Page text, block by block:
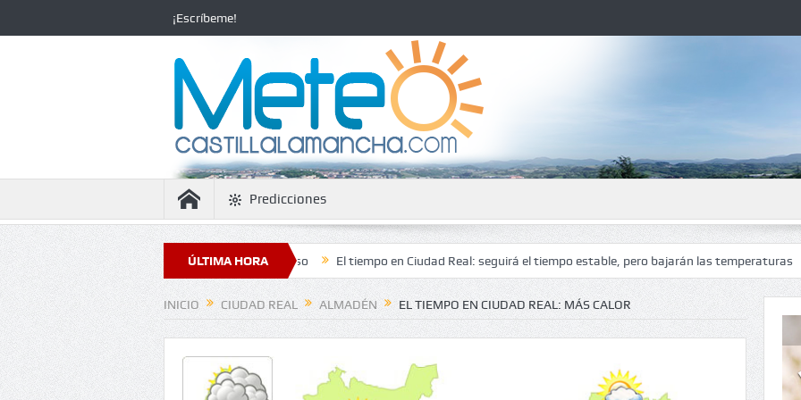
¡Escríbeme!
Predicciones
ÚLTIMA HORA
estabilidad con temperaturas en ascenso El tiempo en Ciudad Real: seguirá el tiempo estable, pero bajarán las temperaturas El tiempo
INICIO CIUDAD REAL ALMADÉN EL TIEMPO EN CIUDAD REAL: MÁS CALOR